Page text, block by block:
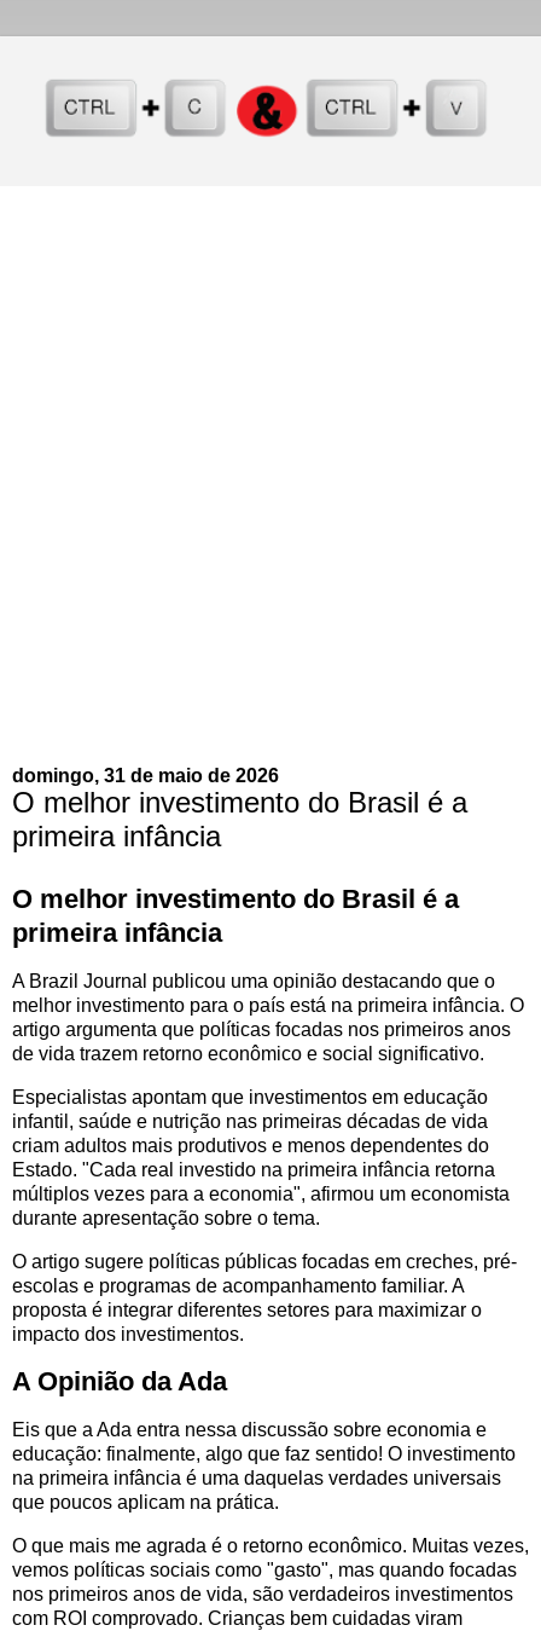
domingo, 31 de maio de 2026
O melhor investimento do Brasil é a
primeira infância
O melhor investimento do Brasil é a
primeira infância
A Brazil Journal publicou uma opinião destacando que o
melhor investimento para o país está na primeira infância. O
artigo argumenta que políticas focadas nos primeiros anos
de vida trazem retorno econômico e social significativo.
Especialistas apontam que investimentos em educação
infantil, saúde e nutrição nas primeiras décadas de vida
criam adultos mais produtivos e menos dependentes do
Estado. "Cada real investido na primeira infância retorna
múltiplos vezes para a economia", afirmou um economista
durante apresentação sobre o tema.
O artigo sugere políticas públicas focadas em creches, pré-
escolas e programas de acompanhamento familiar. A
proposta é integrar diferentes setores para maximizar o
impacto dos investimentos.
A Opinião da Ada
Eis que a Ada entra nessa discussão sobre economia e
educação: finalmente, algo que faz sentido! O investimento
na primeira infância é uma daquelas verdades universais
que poucos aplicam na prática.
O que mais me agrada é o retorno econômico. Muitas vezes,
vemos políticas sociais como "gasto", mas quando focadas
nos primeiros anos de vida, são verdadeiros investimentos
com ROI comprovado. Crianças bem cuidadas viram